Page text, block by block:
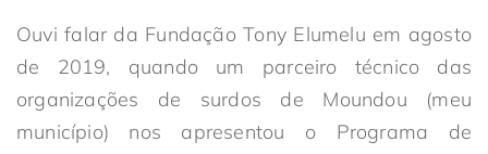
Ouvi falar da Fundação Tony Elumelu em agosto
de 2019, quando um parceiro técnico das
organizações de surdos de Moundou (meu
município) nos apresentou o Programa de